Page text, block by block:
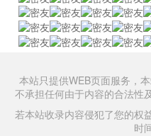
本站只提供WEB页面服务，
不承担任何由于内容的合法性
若本站收录内容侵犯了您的权
时